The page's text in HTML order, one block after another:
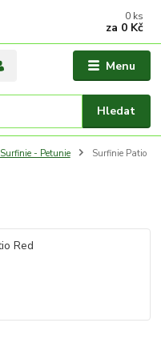
Menu
Hledat
0 ks
za 0 Kč
Surfinie - Petunie
Surfinie Patio